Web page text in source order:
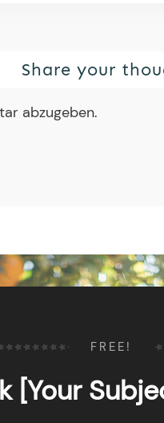
Share your
abzugeben.
FREE!
[Your